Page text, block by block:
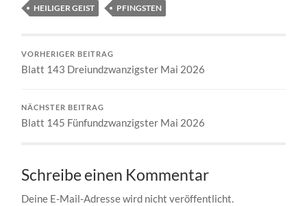
HEILIGER GEIST PFINGSTEN
VORHERIGER BEITRAG
Blatt 143 Dreiundzwanzigster Mai 2026
NÄCHSTER BEITRAG
Blatt 145 Fünfundzwanzigster Mai 2026
Schreibe einen Kommentar
Deine E-Mail-Adresse wird nicht veröffentlicht.